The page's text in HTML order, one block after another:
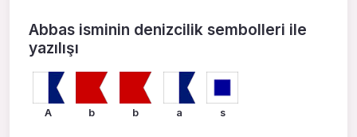
Abbas isminin denizcilik sembolleri ile
yazılışı
A b b a s